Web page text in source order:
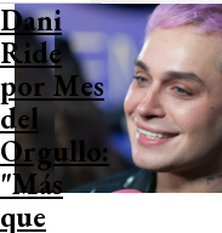
Dani
Ride
por Mes
del
Orgullo:
"Más
que